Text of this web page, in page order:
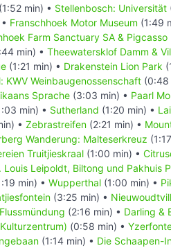
(1:52 min) • Stellenbosch: Universität
Franschhoek Motor Museum (1:49
Farm Sanctuary SA & Pigcasso
min) • Theewatersklof Damm &
(1:21 min) • Drakenstein Lion Park
KWV Weinbaugenossenschaft (0:48
Sprache (3:03 min) • Paarl
min) • Sutherland (1:20 min) •
• Zebrastreifen (2:21 min) •
Wanderung: Malteserkreuz
Truitjieskraal (1:00 min) •
Louis Leipoldt, Biltong und Pakhuis
min) • Wupperthal (1:00 min) •
(3:25 min) •
(2:16 min) • Darling &
(0:58 min) •
(1:14 min) • Die Schaapen-